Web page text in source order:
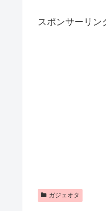
スポンサーリン
ガジェオタ